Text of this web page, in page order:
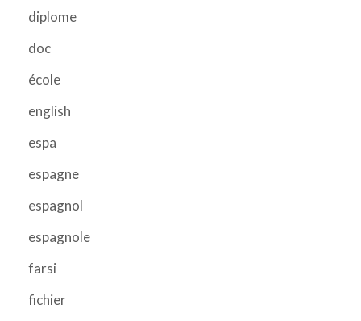
diplome
doc
école
english
espa
espagne
espagnol
espagnole
farsi
fichier